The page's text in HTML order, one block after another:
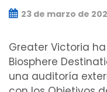
23 de marzo de
Greater Victoria
Biosphere
una auditoría